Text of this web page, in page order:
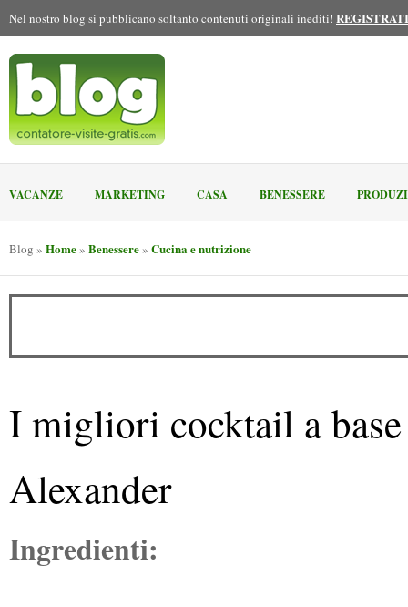
Nel nostro blog si pubblicano soltanto contenuti originali inediti!
VACANZE MARKETING CASA BENESSERE
Blog » Home» Benessere» Cucina e nutrizione
I migliori cocktail a
Alexander
Ingredienti: